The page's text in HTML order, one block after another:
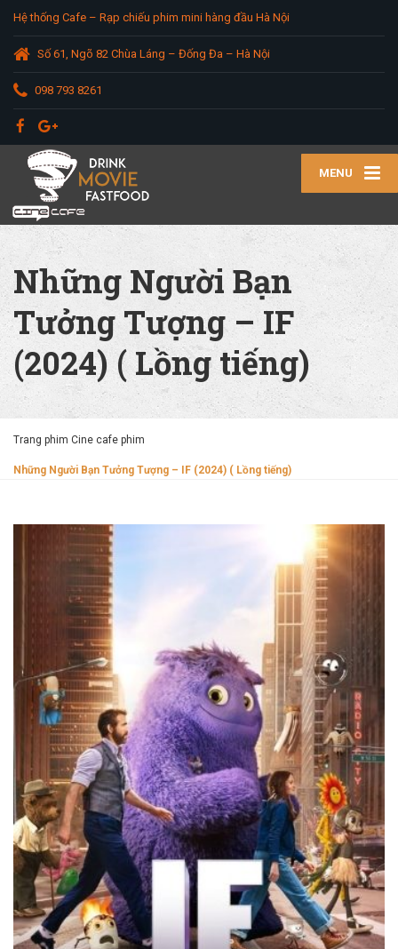
Hệ thống Cafe – Rạp chiếu phim mini hàng đầu Hà Nội
Số 61, Ngõ 82 Chùa Láng – Đống Đa – Hà Nội
098 793 8261
MENU
Những Người Bạn
Tưởng Tượng – IF
(2024) ( Lồng tiếng)
Trang phim Cine cafe phim
Những Người Bạn Tưởng Tượng – IF (2024) ( Lồng tiếng)